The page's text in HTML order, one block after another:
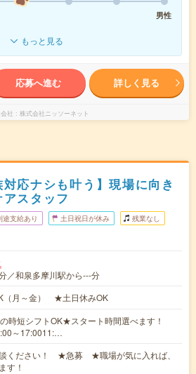
男性
もっと見る
応募へ進む 詳しく見る
社 株式会社ニッソーネット
対応ナシも叶う】現場に向き
スタッフ
途支給あり 土日祝日が休み 残業なし
／和泉多摩川駅から---分
（月～金） ★土日休みOK
時短シフトOK★スタート時間選べます！
～17:0011:…
ください！ ★急募 ★職場が気に入れば、
す！